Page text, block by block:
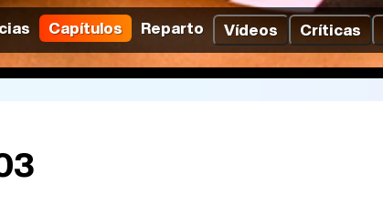
Capítulos Reparto Vídeos Críticas